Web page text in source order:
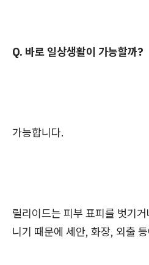
Q. 바로 일상생활이 가능할까?
가능합니다.
릴리이드는 피부 표피를 벗기
니기 때문에 세안, 화장, 외출